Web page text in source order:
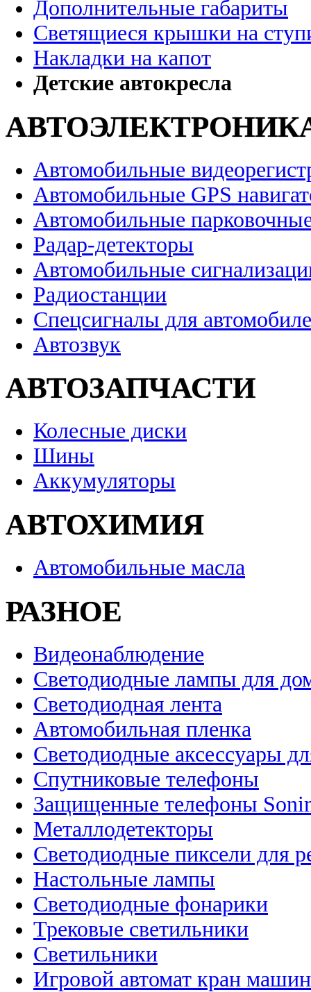
Дополнительные габариты
Светящиеся крышки на
Накладки на капот
Детские автокресла
Автомобильные
Автомобильные GPS
Автомобильные
Радар-детекторы
Автомобильные
Радиостанции
Спецсигналы для
Автозвук
АВТОЗАПЧАСТИ
Колесные диски
Шины
Аккумуляторы
АВТОХИМИЯ
Автомобильные масла
РАЗНОЕ
Видеонаблюдение
Светодиодные лампы для
Светодиодная лента
Автомобильная пленка
Светодиодные аксессуары
Спутниковые телефоны
Защищенные телефоны
Металлодетекторы
Светодиодные пиксели для
Настольные лампы
Светодиодные фонарики
Трековые светильники
Светильники
Игровой автомат кран